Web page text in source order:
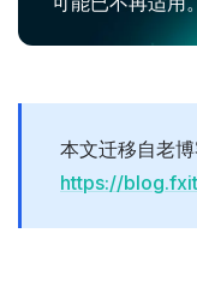
本文迁移自老
https://